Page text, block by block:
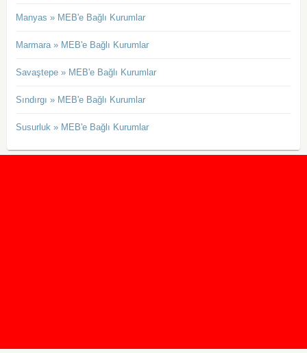
Manyas » MEB'e Bağlı Kurumlar
Marmara » MEB'e Bağlı Kurumlar
Savaştepe » MEB'e Bağlı Kurumlar
Sındırgı » MEB'e Bağlı Kurumlar
Susurluk » MEB'e Bağlı Kurumlar